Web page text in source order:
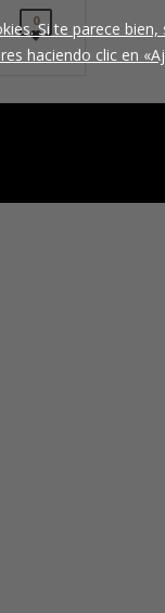
0Si te parece
haciendo clic en